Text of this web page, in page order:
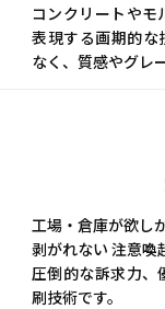
コンクリートやモ
表現する画期的な
なく、質感やグレ
工場・倉庫が欲し
剥がれない 注意喚
圧倒的な訴求力、
刷技術です。